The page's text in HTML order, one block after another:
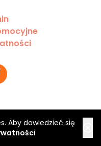
Aby dowiedzieć się
Sp. z o.o.